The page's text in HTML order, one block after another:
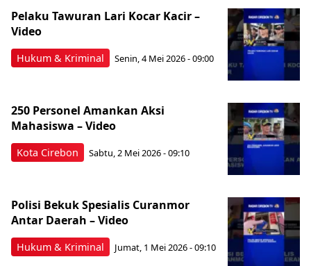
Hukum & Kriminal
Pelaku Tawuran Lari Kocar Kacir –
Video
Senin, 4 Mei 2026 - 09:00
Kota Cirebon
250 Personel Amankan Aksi
Mahasiswa – Video
Sabtu, 2 Mei 2026 - 09:10
Hukum & Kriminal
Polisi Bekuk Spesialis Curanmor
Antar Daerah – Video
Jumat, 1 Mei 2026 - 09:10